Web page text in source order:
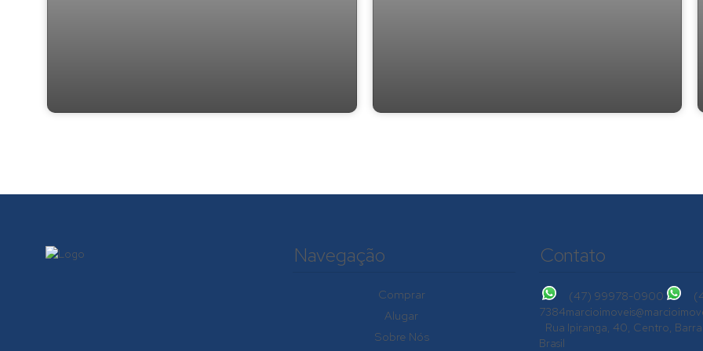
Navegação
Comprar
Alugar
Sobre Nós
Contato
(47) 99978-0900
7384
Rua Ipiranga, 40, Centro,
Brasil